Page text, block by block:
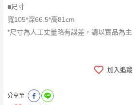
■尺寸
寬105*深66.5*高81cm
*尺寸為人工丈量略有誤差，請以實品為主
加入追蹤
分享至